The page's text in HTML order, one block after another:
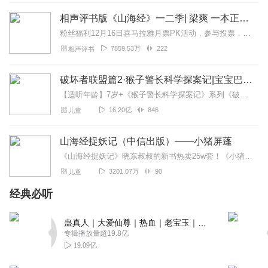
相声评书版《山海经》一二季| 梁爽 一本正经笑谈上古神话
粉丝福利12月16日喜马拉雅月票PK活动，参与投票，有幸可得山海经西王母书签！点此进入活动页面每周一、三、五更新|预计200集|催更@爽歪歪汇集诸多...
相声评书 7859.53万 222
破坏者联盟篇2·猴子警长科学探案记|宝宝巴士故事
【适听年龄】7岁+《猴子警长科学探案记》系列《破坏者联盟篇1·猴子警长科学探案记》>>>《破坏者联盟篇2·猴子警长科学探案记》>>>《破坏者联盟篇3·猴子警长科...
儿童 16.20亿 846
山海经捉妖记（中信出版）——小猪屏蓬
《山海经捉妖记》晓东叔叔的新书热卖25w套！《小猪屏蓬爆笑封神榜》——小猪屏蓬晓东叔叔爆笑封神！《小猪屏蓬爆笑日记2》小猪上学！《小猪屏蓬爆笑日记2024》让你...
儿童 3201.07万 90
经典必听
专辑播放量超19.8亿
19.09亿